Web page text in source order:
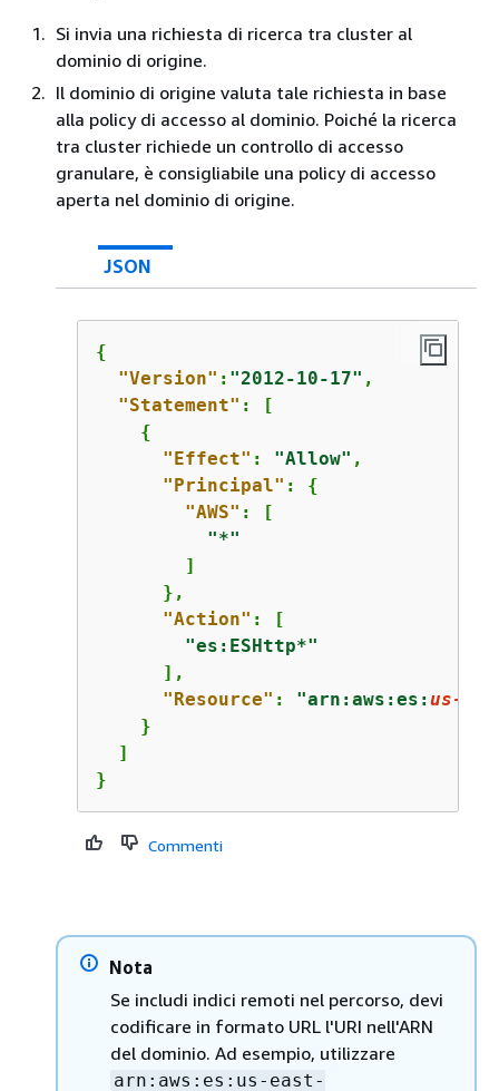
Si invia una richiesta di ricerca tra cluster al
dominio di origine.
Il dominio di origine valuta tale richiesta in base
alla policy di accesso al dominio. Poiché la ricerca
tra cluster richiede un controllo di accesso
granulare, è consigliabile una policy di accesso
aperta nel dominio di origine.
JSON
{
"Version" : "2012-10-17" ,
"Statement" : [
{
"Effect" : "Allow" ,
"Principal" : {
"AWS" : [
"*"
        ]
      },
"Action" : [
"es:ESHttp*"
      ],
"Resource" : "arn:aws:es:us-
    }
  ]
}
Commenti
Nota
Se includi indici remoti nel percorso, devi
codificare in formato URL l'URI nell'ARN
del dominio. Ad esempio, utilizzare
arn:aws:es:us-east-